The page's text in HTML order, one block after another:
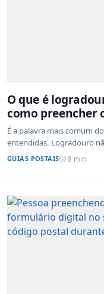
O que é
como preencher
É a palavra mais comum
entendidas. Logradouro
GUIAS POSTAIS 8 min